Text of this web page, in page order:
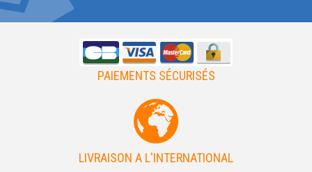
PAIEMENTS SÉCURISÉS
LIVRAISON A L'INTERNATIONAL